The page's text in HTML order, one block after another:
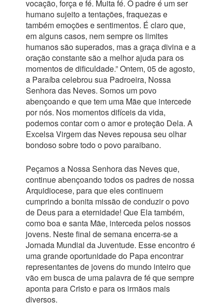
vocação, força e fé. Muita fé. O padre é um ser
humano sujeito a tentações, fraquezas e
também emoções e sentimentos. É claro que,
em alguns casos, nem sempre os limites
humanos são superados, mas a graça divina e a
oração constante são a melhor ajuda para os
momentos de dificuldade.” Ontem, 05 de agosto,
a Paraíba celebrou sua Padroeira, Nossa
Senhora das Neves. Somos um povo
abençoando e que tem uma Mãe que intercede
por nós. Nos momentos difíceis da vida,
podemos contar com o amor e proteção Dela. A
Excelsa Virgem das Neves repousa seu olhar
bondoso sobre todo o povo paraibano.
Peçamos a Nossa Senhora das Neves que,
continue abençoando todos os padres de nossa
Arquidiocese, para que eles continuem
cumprindo a bonita missão de conduzir o povo
de Deus para a eternidade! Que Ela também,
como boa e santa Mãe, interceda pelos nossos
jovens. Neste final de semana encerra-se a
Jornada Mundial da Juventude. Esse encontro é
uma grande oportunidade do Papa encontrar
representantes de jovens do mundo inteiro que
vão em busca de uma palavra de fé que sempre
aponta para Cristo e para os irmãos mais
diversos.